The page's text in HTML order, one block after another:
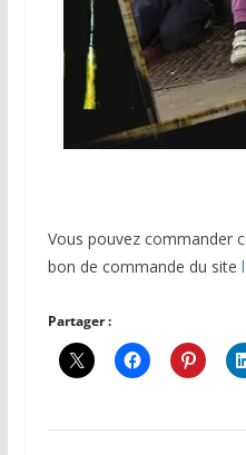
Vous pouvez commander
bon de commande du site
Partager :